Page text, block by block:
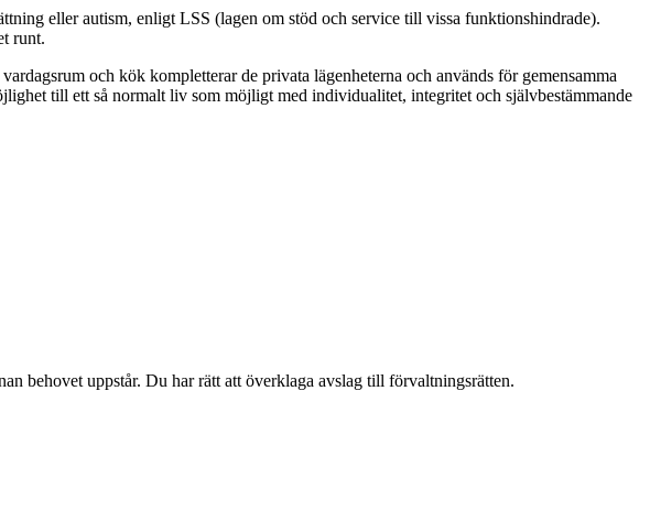
eller autism, enligt LSS (lagen om stöd och service till vissa funktionshindrade).
runt.
och kök kompletterar de privata lägenheterna och används för gemensamma
till ett så normalt liv som möjligt med individualitet, integritet och självbestämmande
behovet uppstår. Du har rätt att överklaga avslag till förvaltningsrätten.